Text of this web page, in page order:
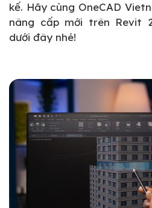
kế. Hãy cùng OneCAD
nâng cấp mới trên Revit
dưới đây nhé!